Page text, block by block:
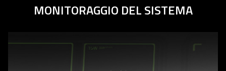
MONITORAGGIO DEL SISTEMA